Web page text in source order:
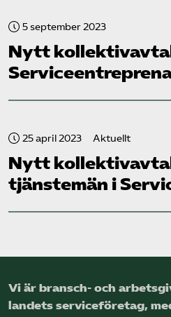
5 september 2023
Nytt
25 april 2023 Aktuellt
Nytt
tjänstemän i
Vi är bransch- och
landets service­företag,